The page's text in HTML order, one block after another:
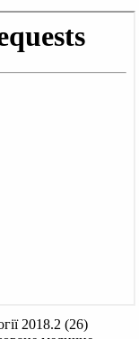
2018.2 (26)